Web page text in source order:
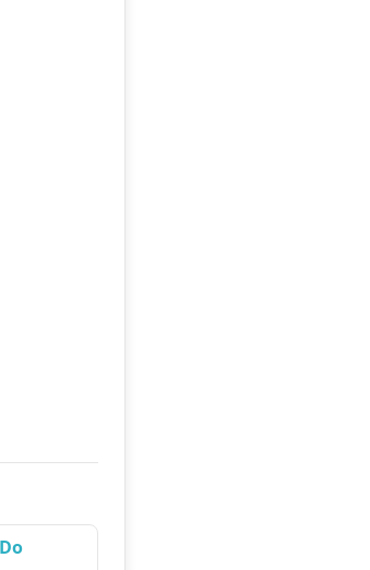
Do